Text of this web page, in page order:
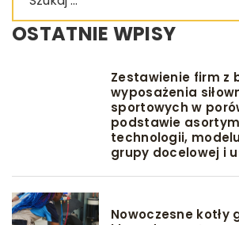
OSTATNIE WPISY
Zestawienie firm z
wyposażenia
sportowych w
podstawie
technologii,
grupy docelowej i
Nowoczesne kotły